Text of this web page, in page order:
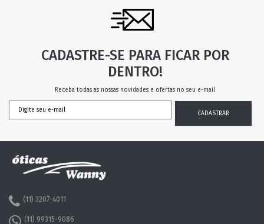
CADASTRE-SE PARA FICAR POR
DENTRO!
Receba todas as nossas novidades e ofertas no seu e-mail
(11) 3207-4011
(11) 99315-9086